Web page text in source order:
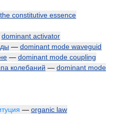
the constitutive essence
dominant activator
— dominant mode waveguid
— dominant mode coupling
колебаний — dominant mode
— organic law